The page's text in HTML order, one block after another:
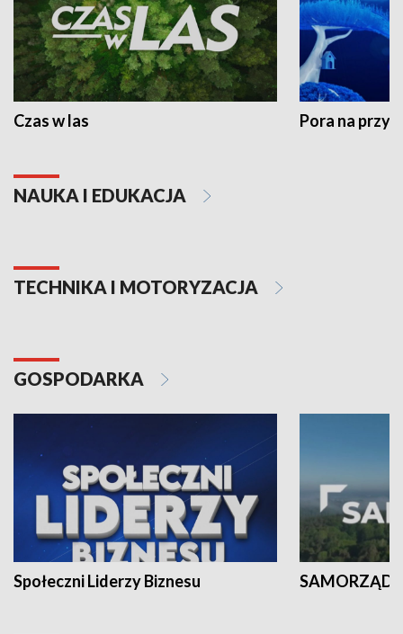
Czas w las Pora na
NAUKA I EDUKACJA
TECHNIKA I MOTORYZACJA
GOSPODARKA
Społeczni Liderzy Biznesu SAMORZĄD